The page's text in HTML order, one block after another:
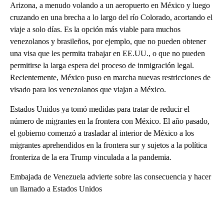
Arizona, a menudo volando a un aeropuerto en México y luego
cruzando en una brecha a lo largo del río Colorado, acortando el
viaje a solo días. Es la opción más viable para muchos
venezolanos y brasileños, por ejemplo, que no pueden obtener
una visa que les permita trabajar en EE.UU., o que no pueden
permitirse la larga espera del proceso de inmigración legal.
Recientemente, México puso en marcha nuevas restricciones de
visado para los venezolanos que viajan a México.
Estados Unidos ya tomó medidas para tratar de reducir el
número de migrantes en la frontera con México. El año pasado,
el gobierno comenzó a trasladar al interior de México a los
migrantes aprehendidos en la frontera sur y sujetos a la política
fronteriza de la era Trump vinculada a la pandemia.
Embajada de Venezuela advierte sobre las consecuencia y hacer
un llamado a Estados Unidos